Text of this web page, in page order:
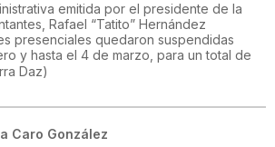
emitida por el presidente de la
Rafael “Tatito” Hernández
presenciales quedaron suspendidas
y hasta el 4 de marzo, para un total de
Daz)
Caro González